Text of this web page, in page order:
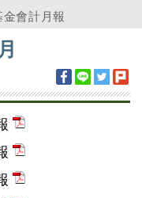
會計月報